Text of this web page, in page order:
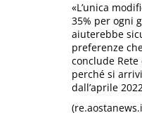
«L’unica
35% per ogni
aiuterebbe
preferenze
conclude
perché si
dall’aprile